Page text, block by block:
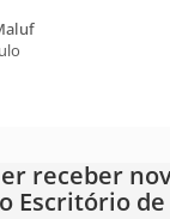
receber
Escritório